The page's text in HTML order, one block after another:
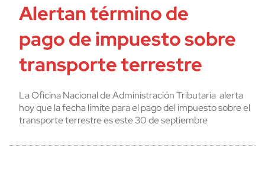
Alertan término de
pago de impuesto sobre
transporte terrestre
La Oficina Nacional de Administración Tributaria alerta
hoy que la fecha límite para el pago del impuesto sobre el
transporte terrestre es este 30 de septiembre